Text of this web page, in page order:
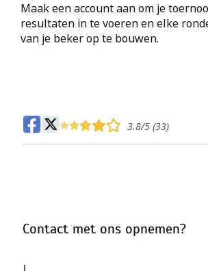
Maak een account aan om je
resultaten in te voeren en elke
van je beker op te bouwen.
3.8/5 (33)
Contact met ons opnemen?